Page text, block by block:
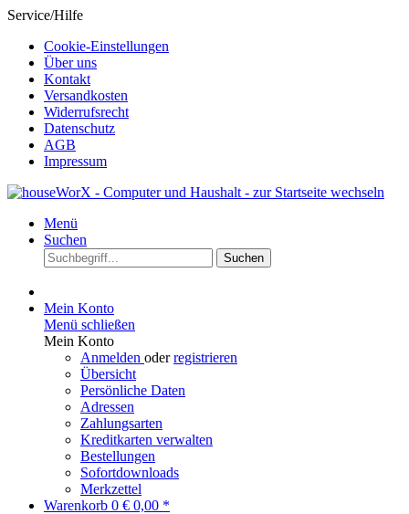
Service/Hilfe
Cookie-Einstellungen
Über uns
Kontakt
Versandkosten
Widerrufsrecht
Datenschutz
AGB
Impressum
Menü
Suchen
Suchen
Mein Konto
Menü schließen
Mein Konto
Anmelden oderregistrieren
Übersicht
Persönliche Daten
Adressen
Zahlungsarten
Kreditkarten verwalten
Bestellungen
Sofortdownloads
Merkzettel
Warenkorb 0 € 0,00 *